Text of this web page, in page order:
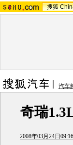
搜狐
汽车
奇瑞
2008年03月24日09:16